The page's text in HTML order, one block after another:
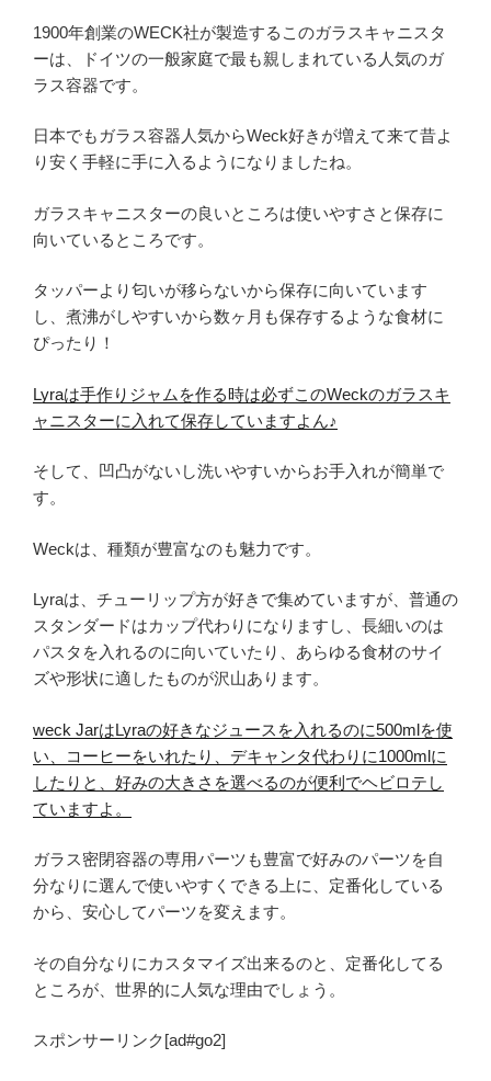
1900年創業のWECK社が製造するこのガラスキャニスタ
ーは、ドイツの一般家庭で最も親しまれている人気のガ
ラス容器です。
日本でもガラス容器人気からWeck好きが増えて来て昔よ
り安く手軽に手に入るようになりましたね。
ガラスキャニスターの良いところは使いやすさと保存に
向いているところです。
タッパーより匂いが移らないから保存に向いています
し、煮沸がしやすいから数ヶ月も保存するような食材に
ぴったり！
Lyraは手作りジャムを作る時は必ずこのWeckのガラスキ
ャニスターに入れて保存していますよん♪
そして、凹凸がないし洗いやすいからお手入れが簡単で
す。
Weckは、種類が豊富なのも魅力です。
Lyraは、チューリップ方が好きで集めていますが、普通の
スタンダードはカップ代わりになりますし、長細いのは
パスタを入れるのに向いていたり、あらゆる食材のサイ
ズや形状に適したものが沢山あります。
weck JarはLyraの好きなジュースを入れるのに500mlを使
い、コーヒーをいれたり、デキャンタ代わりに1000mlに
したりと、好みの大きさを選べるのが便利でヘビロテし
ていますよ。
ガラス密閉容器の専用パーツも豊富で好みのパーツを自
分なりに選んで使いやすくできる上に、定番化している
から、安心してパーツを変えます。
その自分なりにカスタマイズ出来るのと、定番化してる
ところが、世界的に人気な理由でしょう。
スポンサーリンク[ad#go2]